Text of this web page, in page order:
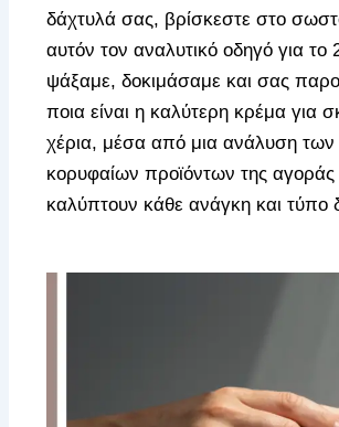
δάχτυλά σας, βρίσκεστε στο
αυτόν τον αναλυτικό οδηγό για το
ψάξαμε, δοκιμάσαμε και σας
ποια είναι η καλύτερη κρέμα για
χέρια, μέσα από μια ανάλυση των
κορυφαίων προϊόντων της
καλύπτουν κάθε ανάγκη και τύπο